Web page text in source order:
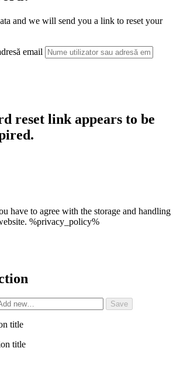
and we will send you a link to reset your
email
reset link appears to be
have to agree with the storage and handling
%privacy_policy%
title
title